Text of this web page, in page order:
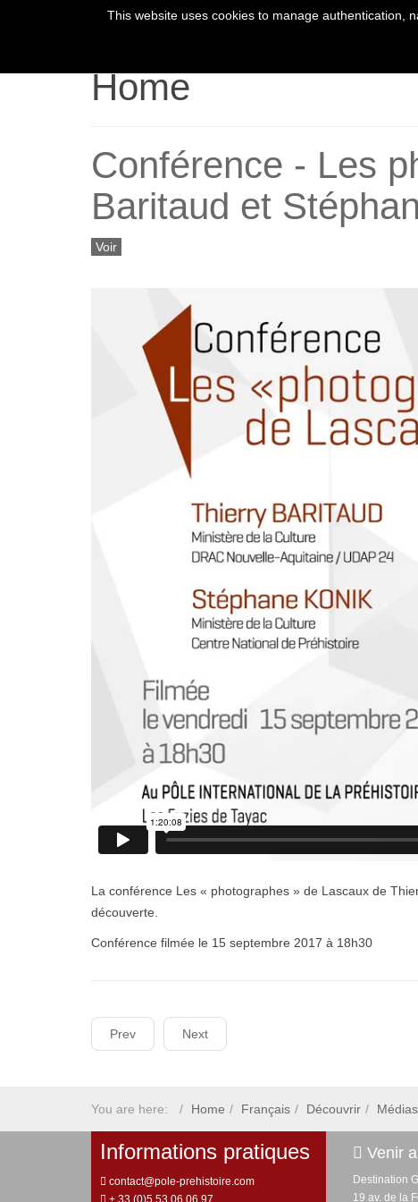
HOME YOUR
Home
Conférence - Les
Baritaud et
Voir
La conférence Les « photographes » de Lascaux de
découverte.
Conférence filmée le 15 septembre 2017 à 18h30
Prev Next
You are here: Home Français Découvrir Médias
Informations pratiques
contact@pole-prehistoire.com
Venir
Destination
19 av. de la
This website uses cookies to manage authentication,